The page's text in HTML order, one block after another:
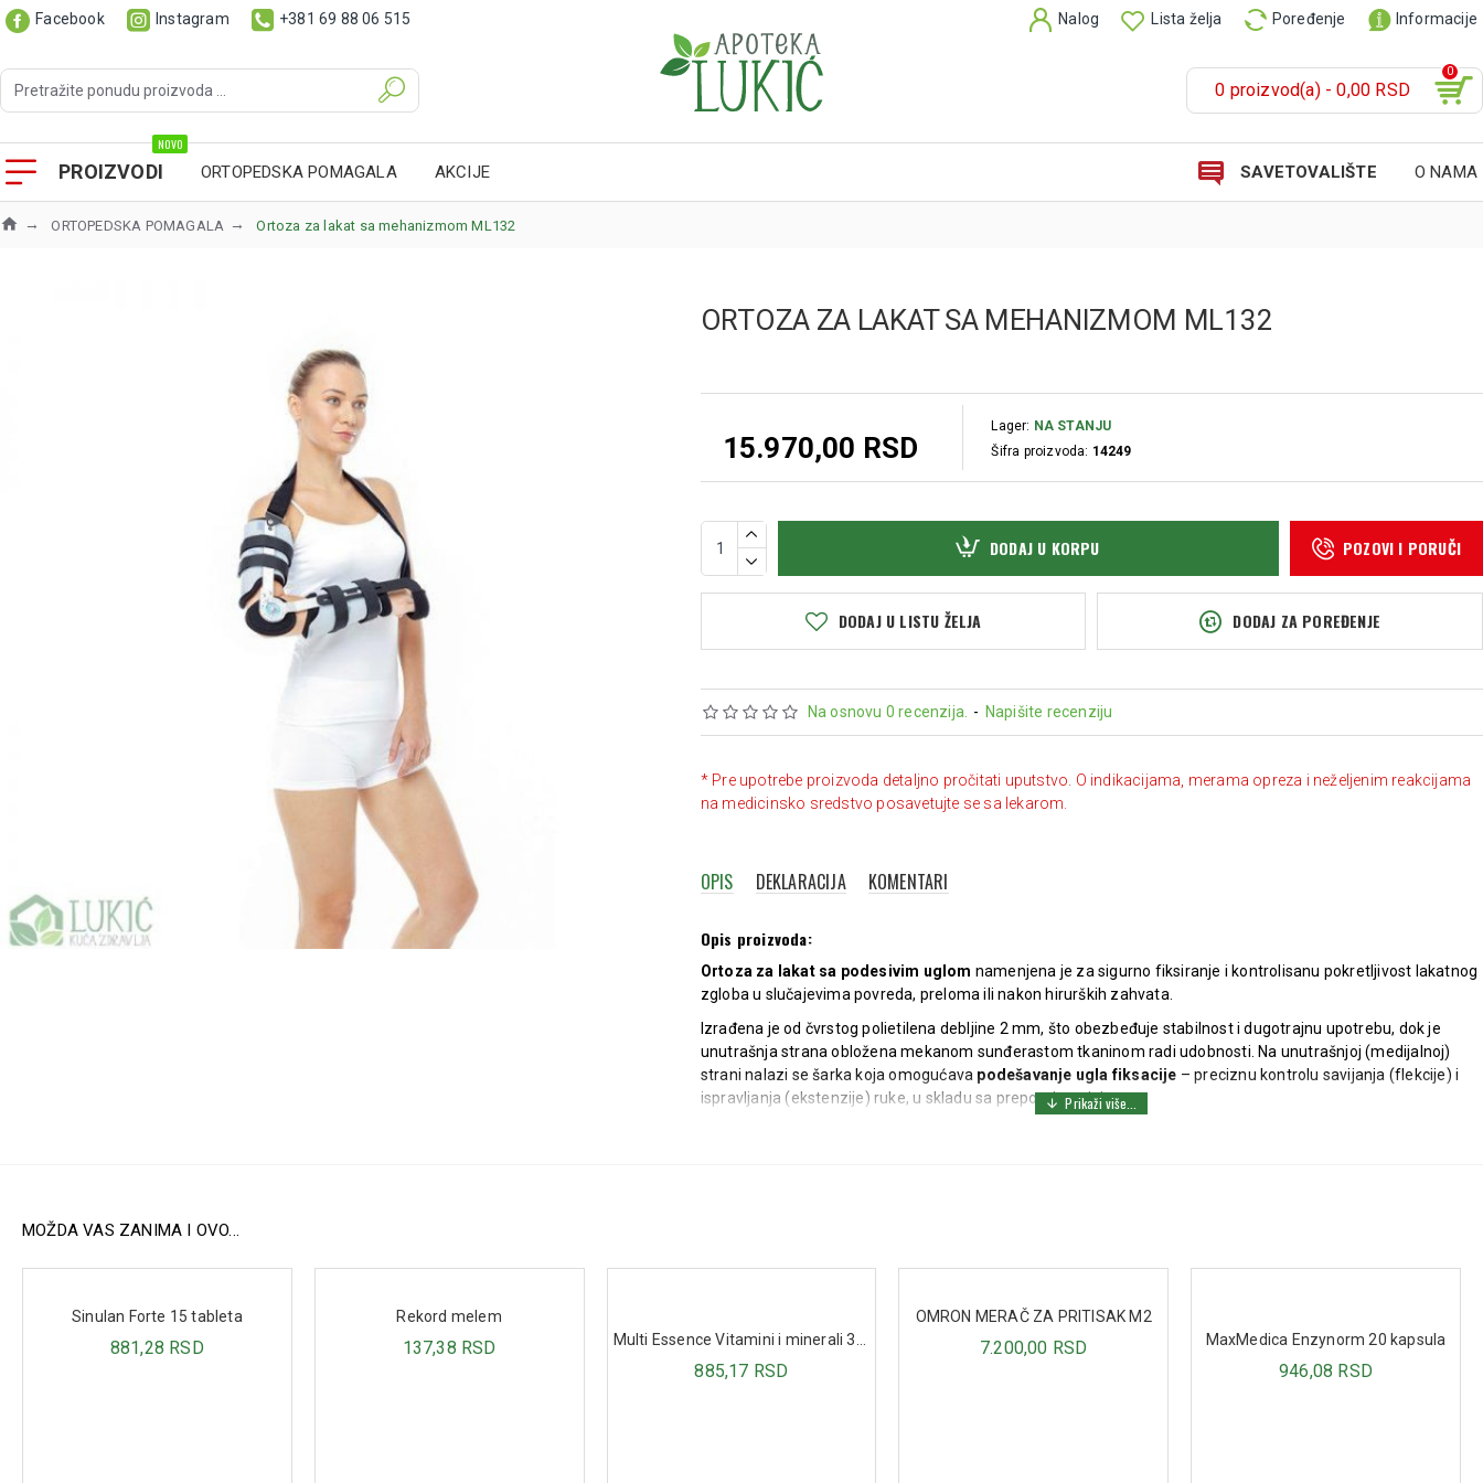
Facebook Instagram +381 69 88 06 515 Nalog Lista želja Poređenje Informacije
0 proizvod(a) - 0,00 RSD
0
PROIZVODI
NOVO
ORTOPEDSKA POMAGALA AKCIJE SAVETOVALIŠTE O NAMA
ORTOPEDSKA POMAGALA Ortoza za lakat sa mehanizmom ML132
ORTOZA ZA LAKAT SA MEHANIZMOM ML132
Na osnovu 0 recenzija. - Napišite recenziju
15.970,00 RSD
Lager: NA STANJU
Šifra proizvoda: 14249
DODAJ U KORPU POZOVI I PORUČI
DODAJ U LISTU ŽELJA DODAJ ZA POREĐENJE
* Pre upotrebe proizvoda detaljno pročitati uputstvo. O indikacijama, merama opreza i neželjenim reakcijama
na medicinsko sredstvo posavetujte se sa lekarom.
OPIS DEKLARACIJA KOMENTARI
Opis proizvoda:
Ortoza za lakat sa podesivim uglom namenjena je za sigurno fiksiranje i kontrolisanu pokretljivost lakatnog
zgloba u slučajevima povreda, preloma ili nakon hirurških zahvata.
Izrađena je od čvrstog polietilena debljine 2 mm, što obezbeđuje stabilnost i dugotrajnu upotrebu, dok je
unutrašnja strana obložena mekanom sunđerastom tkaninom radi udobnosti. Na unutrašnjoj (medijalnoj)
strani nalazi se šarka koja omogućava podešavanje ugla fiksacije – preciznu kontrolu savijanja (flekcije) i
ispravljanja (ekstenzije) ruke, u skladu sa preporukom lekara.
Medijalni i lateralni epikondilitis („teniski lakat“ i „golferov lakat“).
Postoperativni tretman nakon ugradnje proteze.
Stabilni prelomi distalnog (donjeg) dela humerusa.
MOŽDA VAS ZANIMA I OVO...
Sinulan Forte 15 tableta
881,28 RSD
Rekord melem
137,38 RSD
885,17 RSD
OMRON MERAČ ZA PRITISAK M2
7.200,00 RSD MaxMedica Enzynorm 20 kapsula
946,08 RSD